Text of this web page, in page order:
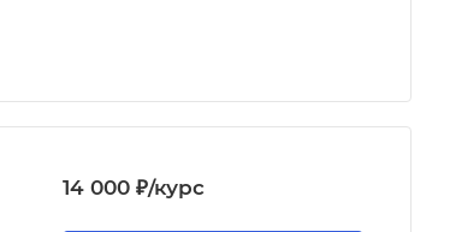
14 000 ₽/курс